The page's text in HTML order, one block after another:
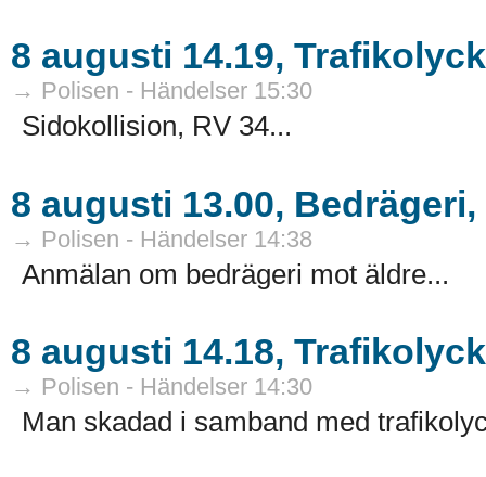
8 augusti 14.19,
→ Polisen - Händelser 15:30
Sidokollision, RV 34...
8 augusti 13.00,
→ Polisen - Händelser 14:38
Anmälan om bedrägeri mot äldre...
8 augusti 14.18,
→ Polisen - Händelser 14:30
Man skadad i samband med